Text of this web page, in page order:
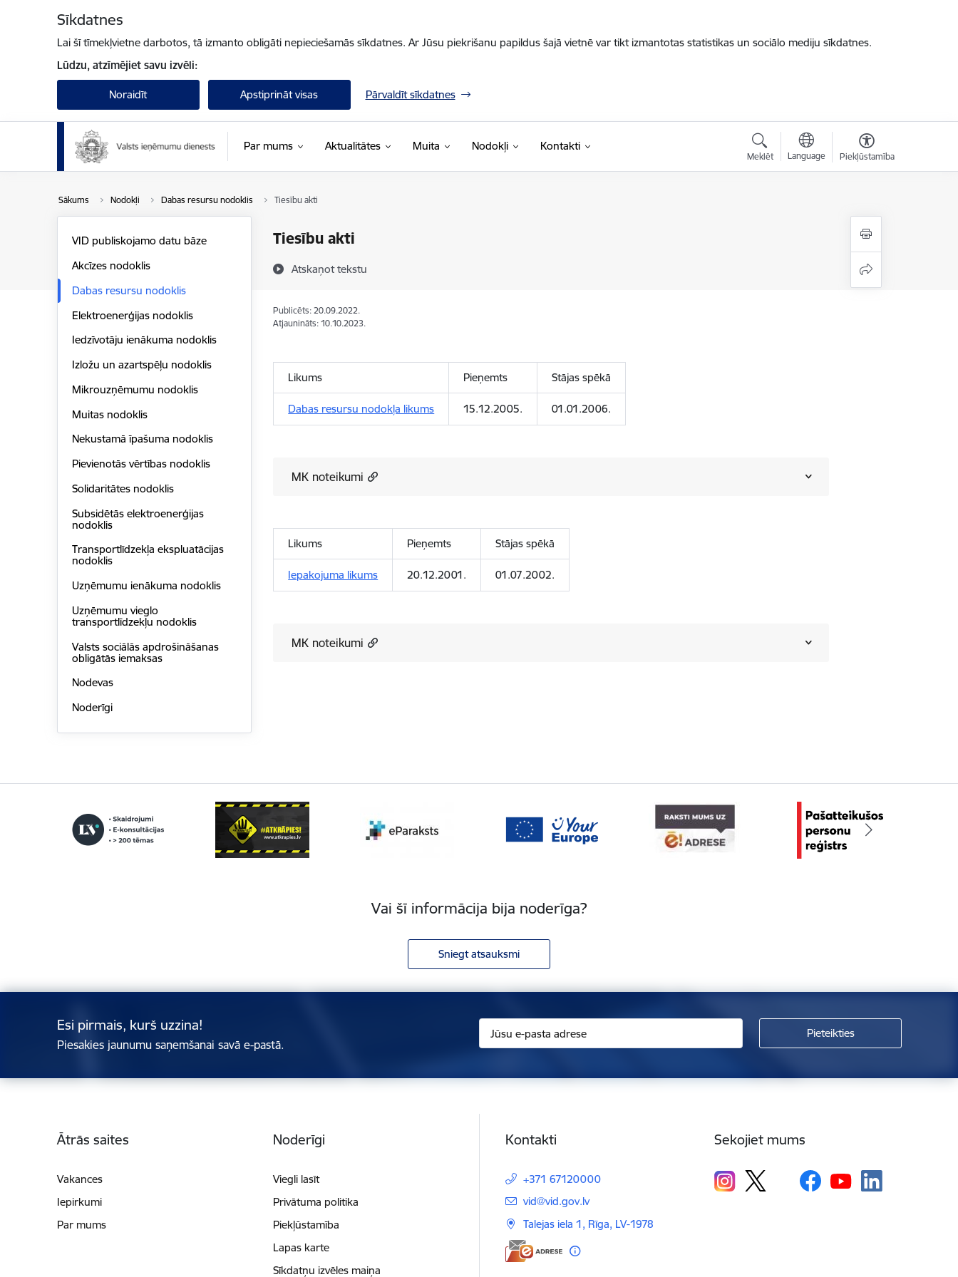
Sīkdatnes
Lai šī tīmekļvietne darbotos, tā izmanto obligāti nepieciešamās sīkdatnes. Ar Jūsu piekrišanu papildus šajā vietnē var tikt izmantotas statistikas un sociālo mediju sīkdatnes.
Lūdzu, atzīmējiet savu izvēli:
Noraidīt Apstiprināt visas Pārvaldīt sīkdatnes
Par mums Aktualitātes Muita Nodokļi Kontakti
Meklēt Language Piekļūstamība
Sākums Nodokļi Dabas resursu nodoklis Tiesību akti
Tiesību akti
Atskaņot tekstu
VID publiskojamo datu bāze
Akcīzes nodoklis
Dabas resursu nodoklis
Elektroenerģijas nodoklis
Iedzīvotāju ienākuma nodoklis
Izložu un azartspēļu nodoklis
Mikrouzņēmumu nodoklis
Muitas nodoklis
Nekustamā īpašuma nodoklis
Pievienotās vērtības nodoklis
Solidaritātes nodoklis
Subsidētās elektroenerģijas
nodoklis
Transportlīdzekļa ekspluatācijas
nodoklis
Uzņēmumu ienākuma nodoklis
Uzņēmumu vieglo
transportlīdzekļu nodoklis
Valsts sociālās apdrošināšanas
obligātās iemaksas
Nodevas
Noderīgi
Publicēts: 20.09.2022.
Atjaunināts: 10.10.2023.
Likums Pieņemts Stājas spēkā
Dabas resursu nodokļa likums 15.12.2005. 01.01.2006.
MK noteikumi
Likums Pieņemts Stājas spēkā
Iepakojuma likums 20.12.2001. 01.07.2002.
MK noteikumi
Vai šī informācija bija noderīga?
Sniegt atsauksmi
Esi pirmais, kurš uzzina!
Piesakies jaunumu saņemšanai savā e-pastā.
Ātrās saites
Vakances
Iepirkumi
Par mums
Noderīgi
Viegli lasīt
Privātuma politika
Piekļūstamība
Lapas karte
Sīkdatņu izvēles maiņa
Kontakti
+371 67120000
E-pasts:
vid@vid.gov.lv
Talejas iela 1, Rīga, LV-1978
Sekojiet mums